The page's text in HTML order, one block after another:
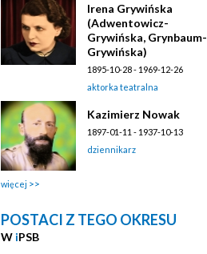
Irena Grywińska
(Adwentowicz-
Grywińska, Grynbaum-
Grywińska)
1895-10-28 - 1969-12-26
aktorka teatralna
Kazimierz Nowak
1897-01-11 - 1937-10-13
dziennikarz
więcej
POSTACI Z TEGO OKRESU
W iPSB